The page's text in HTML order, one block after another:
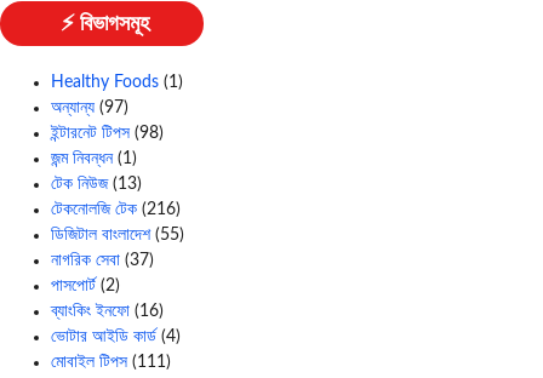
⚡ বিভাগসমূহ
Healthy Foods (1)
অন্যান্য (97)
ইন্টারনেট টিপস (98)
জন্ম নিবন্ধন(1)
টেক নিউজ(13)
টেকনোলজি টেক (216)
ডিজিটাল বাংলাদেশ(55)
নাগরিক সেবা (37)
পাসপোর্ট (2)
ব্যাংকিং ইনফো (16)
ভোটার আইডি কার্ড (4)
মোবাইল টিপস (111)